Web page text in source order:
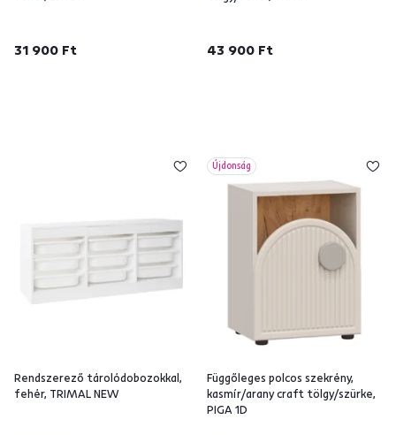
31 900 Ft 43 900 Ft
Rendszerező tárolódobozokkal,
fehér, TRIMAL NEW
Újdonság
Függőleges polcos szekrény,
kasmír/arany craft tölgy/szürke,
PIGA 1D